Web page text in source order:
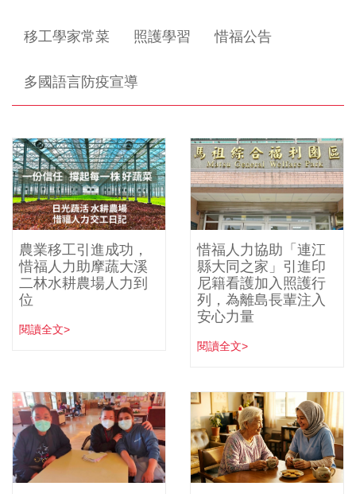
移工學家常菜 照護學習 惜福公告
多國語言防疫宣導
農業移工引進成功，
惜福人力助摩蔬大溪
二林水耕農場人力到
位
閱讀全文>
惜福人力協助「連江
縣大同之家」引進印
尼籍看護加入照護行
列，為離島長輩注入
安心力量
閱讀全文>